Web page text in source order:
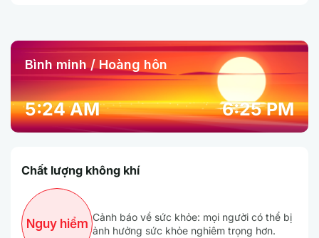
Bình minh / Hoàng hôn
5:24 AM 6:25 PM
Chất lượng không khí
Nguy hiểm Cảnh báo về sức khỏe: mọi người có thể bị
ảnh hưởng sức khỏe nghiêm trọng hơn.